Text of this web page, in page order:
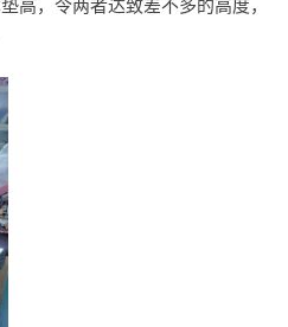
高，令两者达致差不多的高度，